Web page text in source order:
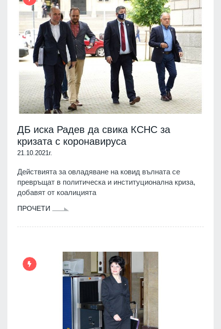
ДБ иска Радев да свика КСНС за
кризата с коронавируса
21.10.2021г.
Действията за овладяване на ковид вълната се
превръщат в политическа и институционална криза,
добавят от коалицията
ПРОЧЕТИ